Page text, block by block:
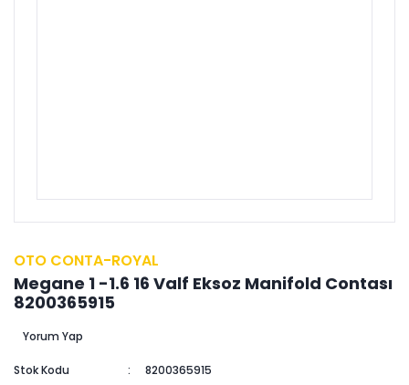
OTO CONTA-ROYAL
Megane 1 -1.6 16 Valf Eksoz Manifold Contası
8200365915
Yorum Yap
Stok Kodu
8200365915